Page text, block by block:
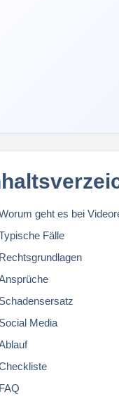
Spam
geht es bei
Fälle
Rechtsgrundlagen
Schadensersatz
Social Media
FAQ